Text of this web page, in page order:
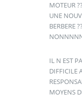
MOTEUR
UNE
BERBERE
IL N EST
DIFFICILE
MOYENS